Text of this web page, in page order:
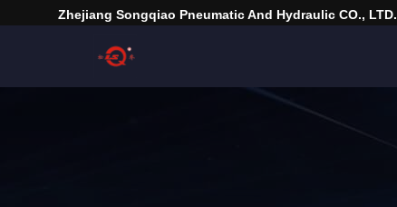
Zhejiang Songqiao Pneumatic And Hydraulic CO., LTD.